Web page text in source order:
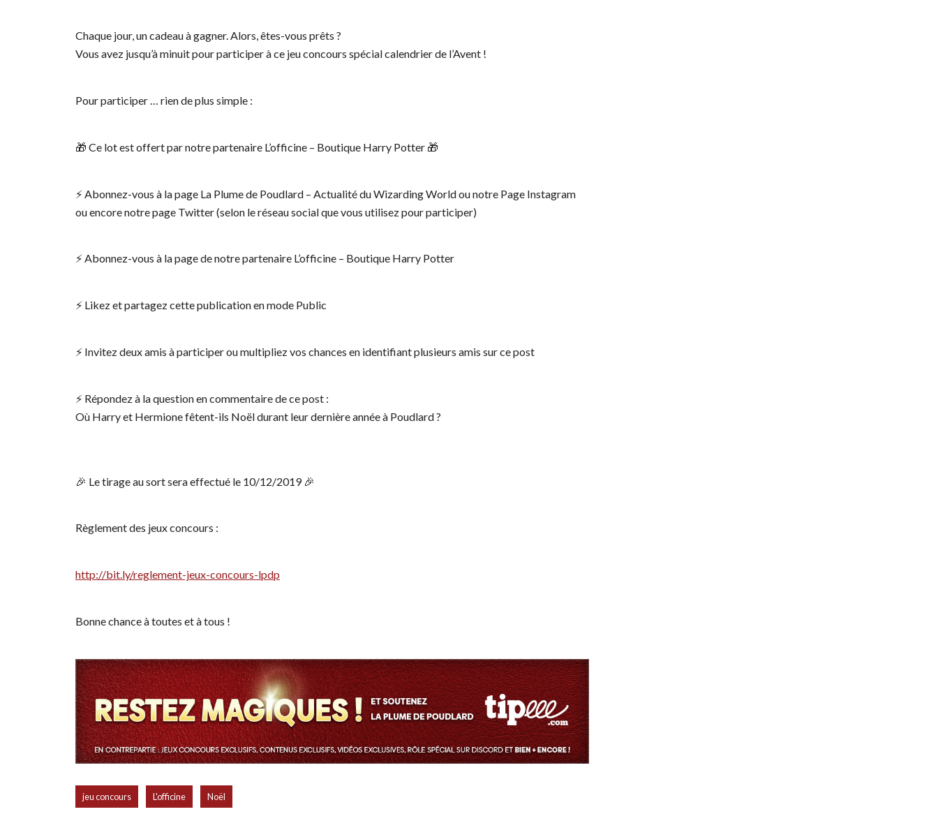
Chaque jour, un cadeau à gagner. Alors, êtes-vous prêts ?
Vous avez jusqu’à minuit pour participer à ce jeu concours spécial calendrier de l’Avent !
Pour participer … rien de plus simple :
🎁 Ce lot est offert par notre partenaire L’officine – Boutique Harry Potter 🎁
⚡️ Abonnez-vous à la page La Plume de Poudlard – Actualité du Wizarding World ou notre Page Instagram
ou encore notre page Twitter (selon le réseau social que vous utilisez pour participer)
⚡️ Abonnez-vous à la page de notre partenaire L’officine – Boutique Harry Potter
⚡️ Likez et partagez cette publication en mode Public
⚡️ Invitez deux amis à participer ou multipliez vos chances en identifiant plusieurs amis sur ce post
⚡️ Répondez à la question en commentaire de ce post :
Où Harry et Hermione fêtent-ils Noël durant leur dernière année à Poudlard ?
🎉 Le tirage au sort sera effectué le 10/12/2019 🎉
Règlement des jeux concours :
http://bit.ly/reglement-jeux-concours-lpdp
Bonne chance à toutes et à tous !
jeu concours L'officine Noël